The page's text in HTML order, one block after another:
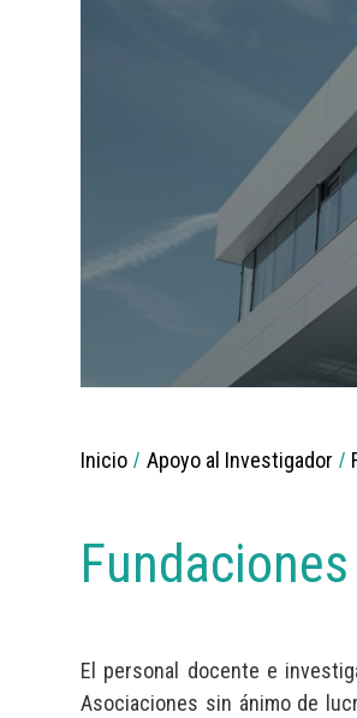
Breadcrumbs
You
Inicio Apoyo al Investigador
El personal docente e
Asociaciones sin ánimo de